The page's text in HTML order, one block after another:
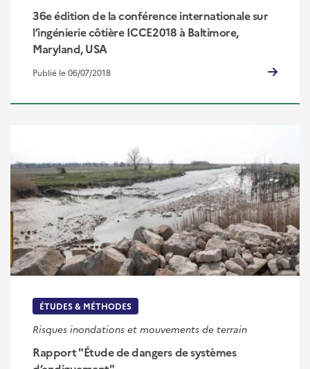
36e édition de la conférence internationale sur
l’ingénierie côtière ICCE2018 à Baltimore,
Maryland, USA
Publié le 06/07/2018
ÉTUDES & MÉTHODES
Risques inondations et mouvements de terrain
Rapport "Étude de dangers de systèmes